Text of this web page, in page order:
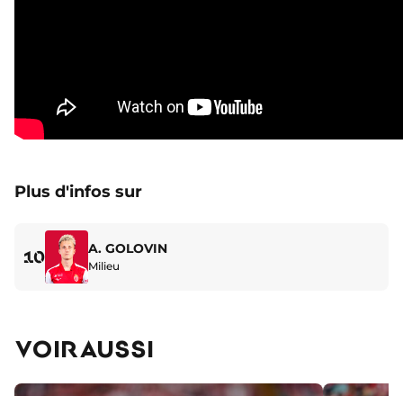
Plus d'infos sur
10 A. GOLOVIN
Milieu
VOIR AUSSI